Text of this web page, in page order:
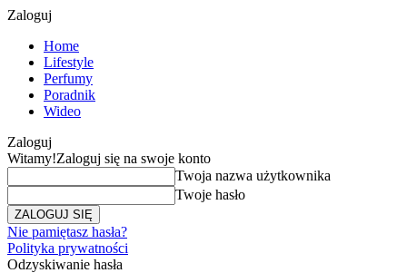
Zaloguj
Home
Lifestyle
Perfumy
Poradnik
Wideo
Zaloguj
Witamy!Zaloguj się na swoje konto
Twoja nazwa użytkownika
Twoje hasło
Nie pamiętasz hasła?
Polityka prywatności
Odzyskiwanie hasła